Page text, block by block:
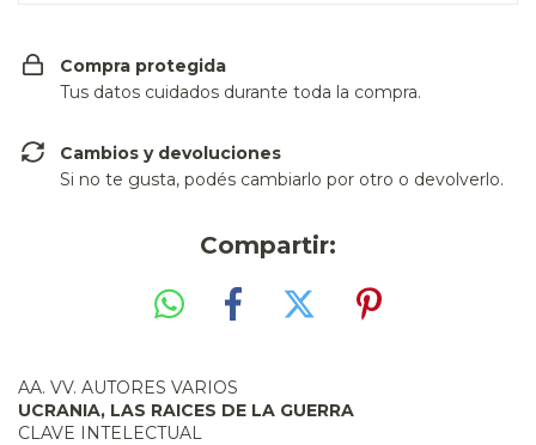
Compra protegida
Tus datos cuidados durante toda la compra.
Cambios y devoluciones
Si no te gusta, podés cambiarlo por otro o devolverlo.
Compartir:
AA. VV. AUTORES VARIOS
UCRANIA, LAS RAICES DE LA GUERRA
CLAVE INTELECTUAL